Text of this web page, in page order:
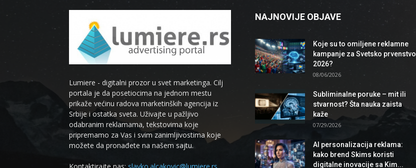
Lumiere - digitalni prozor u svet marketinga. Cilj
portala je da posetiocima na jednom mestu
prikaže većinu radova marketinških agencija iz
Srbije i ostatka sveta. Uživajte u pažljivo
odabranim reklamama, tekstovima koje
pripremamo za Vas i svim zanimljivostima koje
možete da pronađete na našem sajtu.
NAJNOVIJE OBJAVE
Koje su to omiljene reklamne
kampanje za Svetsko prvenstvo
2026?
08/06/2026
Subliminalne poruke – mit ili
stvarnost? Šta nauka zaista
kaže
07/29/2026
AI personalizacija reklama:
kako brend Skims koristi
digitalne inovacije sa Kim...